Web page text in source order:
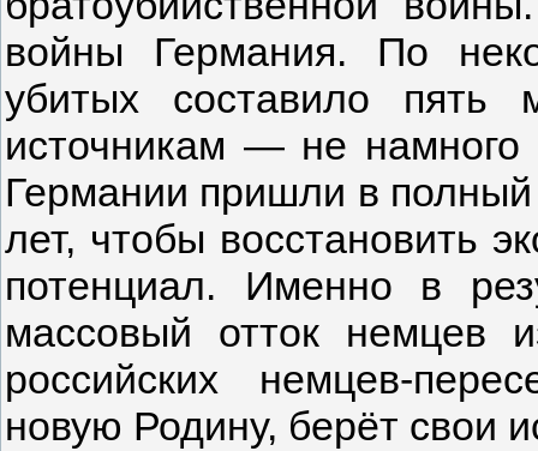
войны Германия. По
убитых составило пять
источникам — не
Германии пришли в
лет, чтобы восстановить
потенциал. Именно в
массовый отток немцев
российских немцев-
новую Родину, берёт свои